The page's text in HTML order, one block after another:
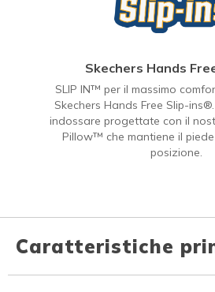
Skechers Hands
SLIP IN™ per il massimo
Skechers Hands Free Slip-
indossare progettate con il
Pillow™ che mantiene il
posizione.
Caratteristiche